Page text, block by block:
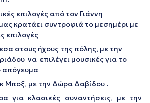
επιλογές από τον Γιάννη
κρατάει συντροφιά το μεσημέρι με
επιλογές
στους ήχους της πόλης, με την
να επιλέγει μουσικές για το
απόγευμα
Μποξ, με την Δώρα Δαβίδου .
για κλασικές συναντήσεις, με την